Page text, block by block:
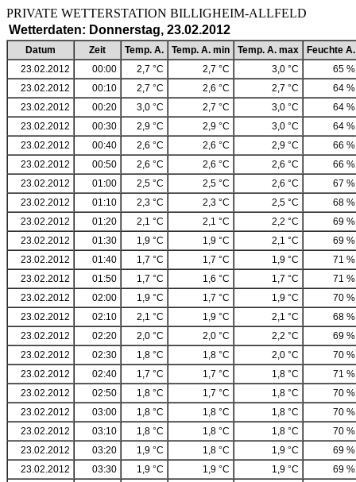
PRIVATE WETTERSTATION BILLIGHEIM-
Wetterdaten: Donnerstag, 23.02.2012
Datum Zeit Temp. A. Temp. A. min Temp. A. max
Feuchte A.
23.02.2012
00:00 2,7 °C 2,7 °C 3,0 °C
65 %
23.02.2012
00:10 2,7 °C 2,6 °C 2,7 °C
64 %
23.02.2012
00:20 3,0 °C 2,7 °C 3,0 °C
64 %
23.02.2012
00:30 2,9 °C 2,9 °C 3,0 °C
64 %
23.02.2012
00:40 2,6 °C 2,6 °C 2,9 °C
66 %
23.02.2012
00:50 2,6 °C 2,6 °C 2,6 °C
66 %
23.02.2012
01:00 2,5 °C 2,5 °C 2,6 °C
67 %
23.02.2012
01:10 2,3 °C 2,3 °C 2,5 °C
68 %
23.02.2012
01:20 2,1 °C 2,1 °C 2,2 °C
69 %
23.02.2012
01:30 1,9 °C 1,9 °C 2,1 °C
69 %
23.02.2012
01:40 1,7 °C 1,7 °C 1,9 °C
71 %
23.02.2012
01:50 1,7 °C 1,6 °C 1,7 °C
71 %
23.02.2012
02:00 1,9 °C 1,7 °C 1,9 °C
70 %
23.02.2012
02:10 2,1 °C 1,9 °C 2,1 °C
68 %
23.02.2012
02:20 2,0 °C 2,0 °C 2,2 °C
69 %
23.02.2012
02:30 1,8 °C 1,8 °C 2,0 °C
70 %
23.02.2012
02:40 1,7 °C 1,7 °C 1,8 °C
71 %
23.02.2012
02:50 1,8 °C 1,7 °C 1,8 °C
70 %
23.02.2012
03:00 1,8 °C 1,8 °C 1,8 °C
70 %
23.02.2012
03:10 1,8 °C 1,8 °C 1,8 °C
70 %
23.02.2012
03:20 1,9 °C 1,8 °C 1,9 °C
69 %
23.02.2012
03:30 1,9 °C 1,9 °C 1,9 °C
69 %